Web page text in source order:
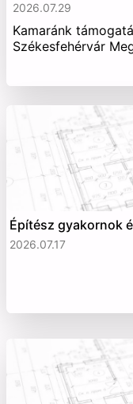
2026.07.29
Kamaránk
Székesfehérvár
Építész gyakornok
2026.07.17